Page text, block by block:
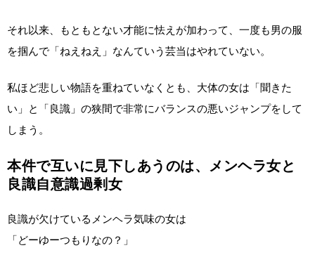
それ以来、もともとない才能に怯えが加わって、一度も男の服
を掴んで「ねえねえ」なんていう芸当はやれていない。
私ほど悲しい物語を重ねていなくとも、大体の女は「聞きた
い」と「良識」の狭間で非常にバランスの悪いジャンプをして
しまう。
本件で互いに見下しあうのは、メンヘラ女と
良識自意識過剰女
良識が欠けているメンヘラ気味の女は
「どーゆーつもりなの？」